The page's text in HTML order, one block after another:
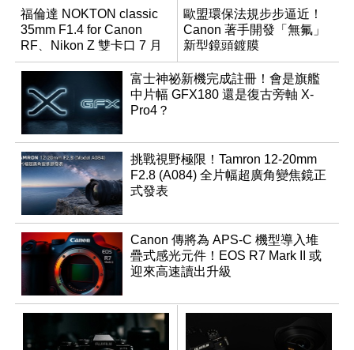
福倫達 NOKTON classic
35mm F1.4 for Canon
RF、Nikon Z 雙卡口 7 月
同步登台
歐盟環保法規步步逼近！
Canon 著手開發「無氟」
新型鏡頭鍍膜
富士神祕新機完成註冊！會是旗艦
中片幅 GFX180 還是復古旁軸 X-
Pro4？
挑戰視野極限！Tamron 12-20mm
F2.8 (A084) 全片幅超廣角變焦鏡正
式發表
Canon 傳將為 APS-C 機型導入堆
疊式感光元件！EOS R7 Mark II 或
迎來高速讀出升級